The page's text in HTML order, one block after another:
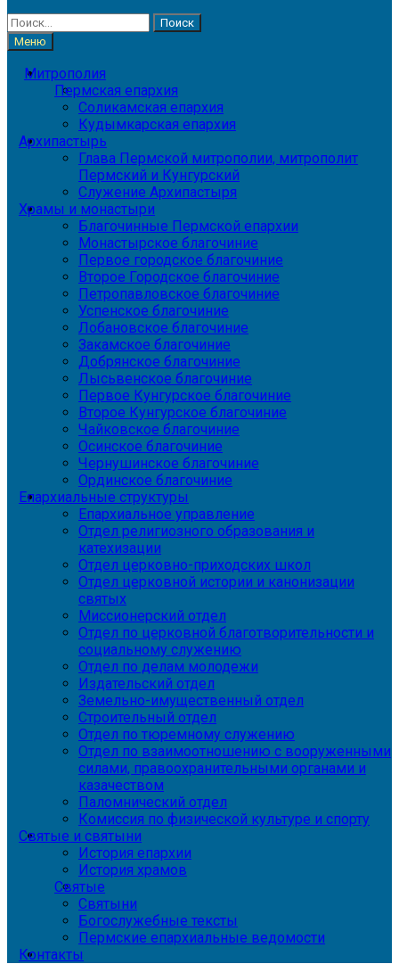
Найти:
Меню
Митрополия
Пермская епархия
Соликамская епархия
Кудымкарская епархия
Архипастырь
Глава Пермской митрополии, митрополит
Пермский и Кунгурский
Служение Архипастыря
Храмы и монастыри
Благочинные Пермской епархии
Монастырское благочиние
Первое городское благочиние
Второе Городское благочиние
Петропавловское благочиние
Успенское благочиние
Лобановское благочиние
Закамское благочиние
Добрянское благочиние
Лысьвенское благочиние
Первое Кунгурское благочиние
Второе Кунгурское благочиние
Чайковское благочиние
Осинское благочиние
Чернушинское благочиние
Ординское благочиние
Епархиальные структуры
Епархиальное управление
Отдел религиозного образования и
катехизации
Отдел церковно-приходских школ
Отдел церковной истории и канонизации
святых
Миссионерский отдел
Отдел по церковной благотворительности и
социальному служению
Отдел по делам молодежи
Издательский отдел
Земельно-имущественный отдел
Строительный отдел
Отдел по тюремному служению
Отдел по взаимоотношению с вооруженными
силами, правоохранительными органами и
казачеством
Паломнический отдел
Комиссия по физической культуре и спорту
Святые и святыни
История епархии
История храмов
Святые
Святыни
Богослужебные тексты
Пермские епархиальные ведомости
Контакты